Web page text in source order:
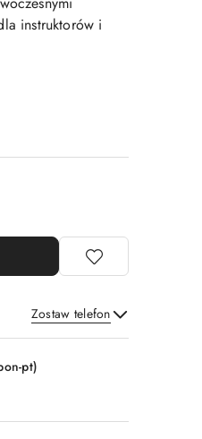
instruktorów i
Zostaw telefon
Wyślij
pt)